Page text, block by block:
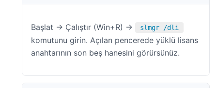
Başlat → Çalıştır (Win+R) → slmgr /dli
komutunu girin. Açılan pencerede yüklü lisans
anahtarının son beş hanesini görürsünüz.